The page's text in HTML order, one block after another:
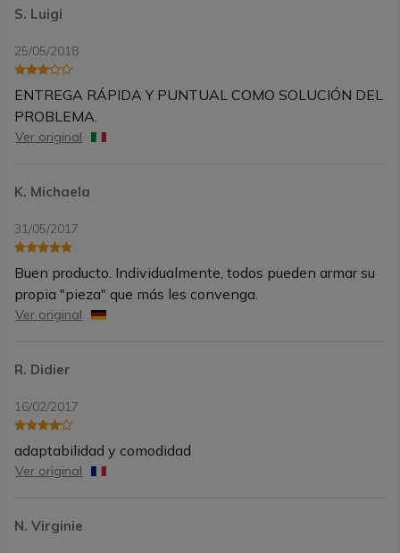
S. Luigi
25/05/2018
ENTREGA RÁPIDA Y PUNTUAL COMO SOLUCIÓN DEL
PROBLEMA.
Ver original
K. Michaela
31/05/2017
Buen producto. Individualmente, todos pueden armar su
propia "pieza" que más les convenga.
Ver original
R. Didier
16/02/2017
adaptabilidad y comodidad
Ver original
N. Virginie